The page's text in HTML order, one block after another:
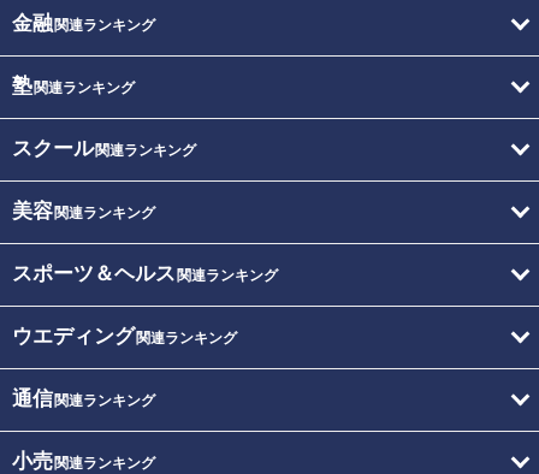
金融関連ランキング
塾関連ランキング
スクール関連ランキング
美容関連ランキング
スポーツ＆ヘルス 関連ランキング
ウエディング関連ランキング
通信関連ランキング
小売関連ランキング